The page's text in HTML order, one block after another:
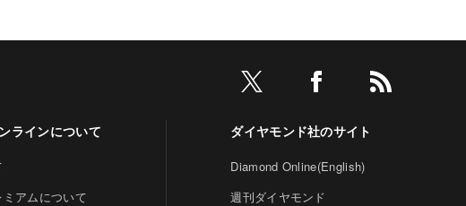
ラインについて
アムについて
ダイヤモンド社のサイト
Diamond Online(English)
週刊ダイヤモンド